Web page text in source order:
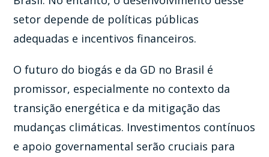
setor depende de políticas públicas
adequadas e incentivos financeiros.
O futuro do biogás e da GD no Brasil é
promissor, especialmente no contexto da
transição energética e da mitigação das
mudanças climáticas. Investimentos contínuos
e apoio governamental serão cruciais para